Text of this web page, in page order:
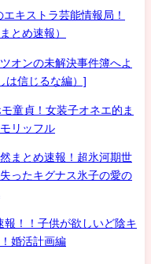
キストラ芸能情報局！
とめ速報）
オンの未解決事件簿へよ
は信じるな編）]
貞！女装子オネエ的ま
リッフル
まとめ速報！超氷河期世
ったキグナス氷子の愛の
報！！子供が欲しいど陰キ
婚活計画編